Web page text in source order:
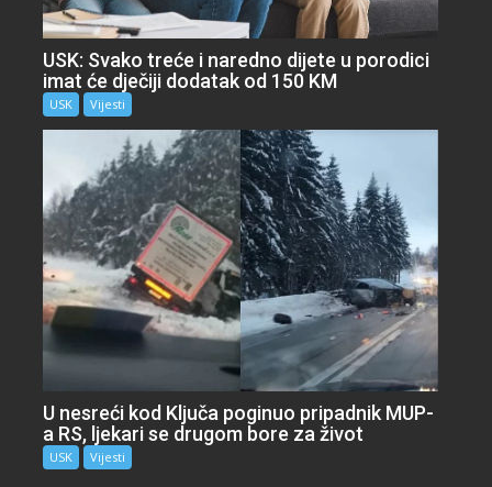
USK: Svako treće i naredno dijete u porodici
imat će dječiji dodatak od 150 KM
USK Vijesti
U nesreći kod Ključa poginuo pripadnik MUP-
a RS, ljekari se drugom bore za život
USK Vijesti